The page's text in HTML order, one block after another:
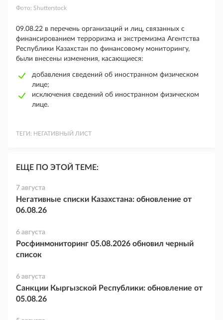
Фото: Shutterstock
09.08.22 в перечень организаций и лиц, связанных с
финансированием терроризма и экстремизма Агентства
Республики Казахстан по финансовому мониторингу,
были внесены изменения, касающиеся:
добавления сведений об иностранном физическом
лице;
исключения сведений об иностранном физическом
лице.
ТЕГИ: НЕГАТИВНЫЙ ЛИСТ
ЕЩЕ ПО ЭТОЙ ТЕМЕ:
7 августа
Негативные списки Казахстана: обновление от
06.08.26
6 августа
Росфинмониторинг 05.08.2026 обновил черный
список
6 августа
Санкции Кыргызской Республики: обновление от
05.08.26